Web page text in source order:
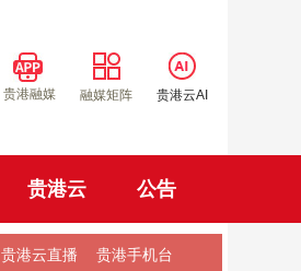
贵港融媒 融媒矩阵 贵港云AI
贵港云 公告
贵港云直播 贵港手机台